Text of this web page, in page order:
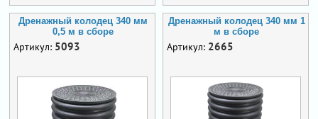
Дренажный колодец 340 мм
0,5 м в сборе
Артикул: 5093
Дренажный колодец 340 мм 1
м в сборе
Артикул: 2665